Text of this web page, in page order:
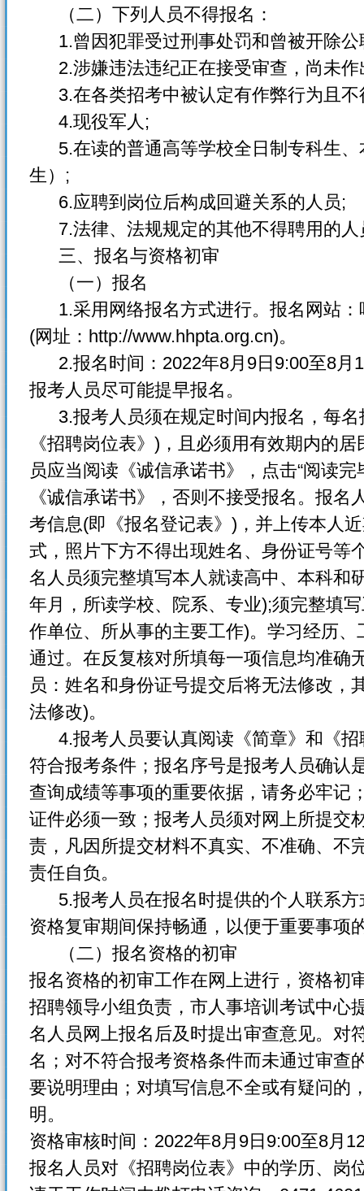
（二）下列人员不得报名：
1.曾因犯罪受过刑事处罚和曾被开除公
2.涉嫌违法违纪正在接受审查，尚未作
3.在各类招考中被认定有作弊行为且不
4.现役军人;
5.在读的普通高等学校全日制专科生、
生）;
6.应聘到岗位后构成回避关系的人员;
7.法律、法规规定的其他不得聘用的人
三、报名与资格初审
（一）报名
1.采用网络报名方式进行。报名网站：
(网址：http://www.hhpta.org.cn)。
2.报名时间：2022年8月9日9:00至8月
报考人员尽可能提早报名。
3.报考人员须在规定时间内报名，每名
《招聘岗位表》)，且必须用有效期内的
员应当阅读《诚信承诺书》，点击“阅读
《诚信承诺书》，否则不接受报名。报
考信息(即《报名登记表》)，并上传本人
式，照片下方不得出现姓名、身份证号等
名人员须完整填写本人就读高中、本科和
年月，所读学校、院系、专业);须完整填
作单位、所从事的主要工作)。学习经历
通过。在反复核对所填每一项信息均准确
员：姓名和身份证号提交后将无法修改，
法修改)。
4.报考人员要认真阅读《简章》和《招
符合报考条件；报名序号是报考人员确认
查询成绩等事项的重要依据，请务必牢记
证件必须一致；报考人员须对网上所提交
责，凡因所提交材料不真实、不准确、不
责任自负。
5.报考人员在报名时提供的个人联系方
资格复审期间保持畅通，以便于重要事项
（二）报名资格的初审
报名资格的初审工作在网上进行，资格初
招聘领导小组负责，市人事培训考试中心
名人员网上报名后及时提出审查意见。对
名；对不符合报考资格条件而未通过审查
要说明理由；对填写信息不全或有疑问的
明。
资格审核时间：2022年8月9日9:00至8月
报名人员对《招聘岗位表》中的学历、岗